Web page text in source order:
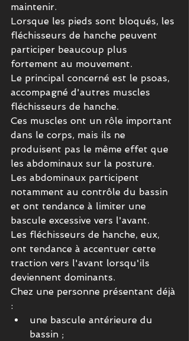
maintenir.
Lorsque les pieds sont bloqués, les
fléchisseurs de hanche peuvent
participer beaucoup plus
fortement au mouvement.
Le principal concerné est le psoas,
accompagné d'autres muscles
fléchisseurs de hanche.
Ces muscles ont un rôle important
dans le corps, mais ils ne
produisent pas le même effet que
les abdominaux sur la posture.
Les abdominaux participent
notamment au contrôle du bassin
et ont tendance à limiter une
bascule excessive vers l'avant.
Les fléchisseurs de hanche, eux,
ont tendance à accentuer cette
traction vers l'avant lorsqu'ils
deviennent dominants.
Chez une personne présentant déjà
:
une bascule antérieure du
bassin ;